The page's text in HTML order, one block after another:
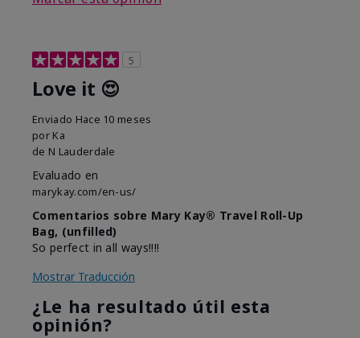
5
Love it 😍
Enviado Hace 10 meses
por Ka
de N Lauderdale
Evaluado en
marykay.com/en-us/
Comentarios sobre Mary Kay® Travel Roll-Up
Bag, (unfilled)
So perfect in all ways!!!!
Mostrar Traducción
¿Le ha resultado útil esta
opinión?